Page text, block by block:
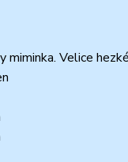
miminka. Velice